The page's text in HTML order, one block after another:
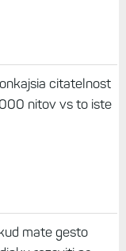
citatelnost
nitov vs to iste
mate gesto